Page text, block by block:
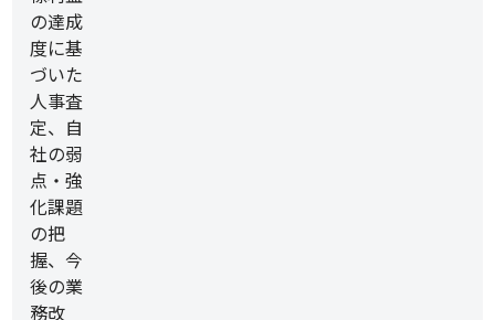
の達成
度に基
づいた
人事査
定、自
社の弱
点・強
化課題
の把
握、今
後の業
務改